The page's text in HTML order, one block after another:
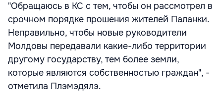
"Обращаюсь в КС с тем, чтобы он рассмотрел в
срочном порядке прошения жителей Паланки.
Неправильно, чтобы новые руководители
Молдовы передавали какие-либо территории
другому государству, тем более земли,
которые являются собственностью граждан", -
отметила Плэмэдялэ.